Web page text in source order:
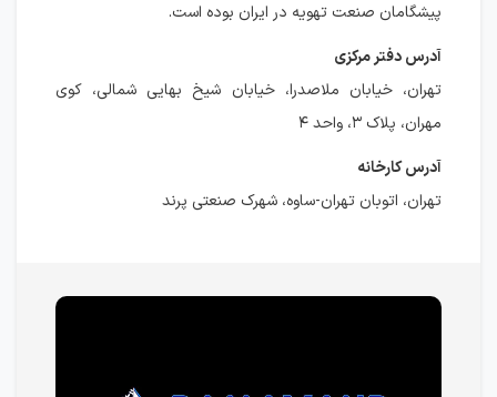
پیشگامان صنعت تهویه در ایران بوده است.
آدرس دفتر مرکزی
تهران، خیابان ملاصدرا، خیابان شیخ بهایی شمالی، کوی
مهران، پلاک ۳، واحد ۴
آدرس کارخانه
تهران، اتوبان تهران-ساوه، شهرک صنعتی پرند